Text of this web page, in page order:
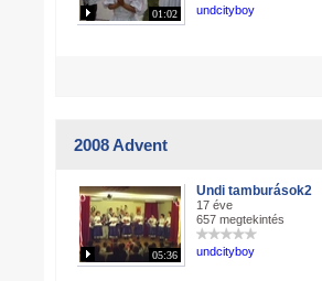
01:02 undcityboy
2008 Advent
05:36
Undi tamburások2
17 éve
657 megtekintés
undcityboy